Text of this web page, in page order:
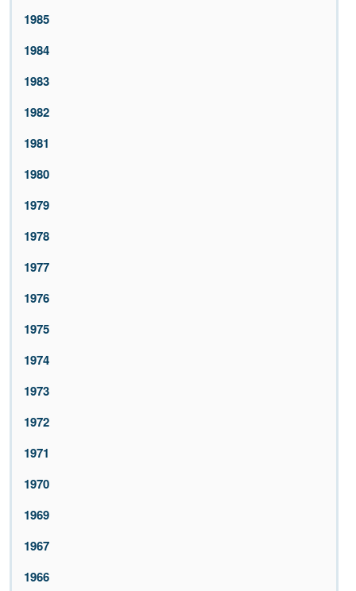
1985
1984
1983
1982
1981
1980
1979
1978
1977
1976
1975
1974
1973
1972
1971
1970
1969
1967
1966